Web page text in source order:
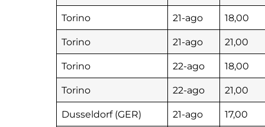
Torino 21-ago 18,00
Torino 21-ago 21,00
Torino 22-ago 18,00
Torino 22-ago 21,00
Dusseldorf (GER) 21-ago 17,00